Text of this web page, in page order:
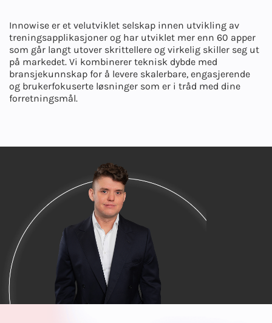
Innowise er et velutviklet selskap innen utvikling av
treningsapplikasjoner og har utviklet mer enn 60 apper
som går langt utover skrittellere og virkelig skiller seg ut
på markedet. Vi kombinerer teknisk dybde med
bransjekunnskap for å levere skalerbare, engasjerende
og brukerfokuserte løsninger som er i tråd med dine
forretningsmål.